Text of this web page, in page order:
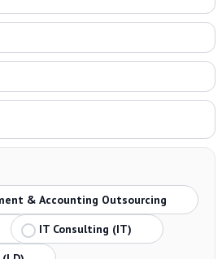
& Accounting Outsourcing
IT Consulting (IT)